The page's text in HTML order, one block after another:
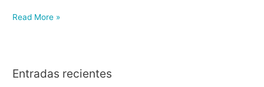
Read More »
Entradas recientes